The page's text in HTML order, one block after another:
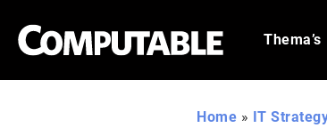
Thema’s
Home » IT